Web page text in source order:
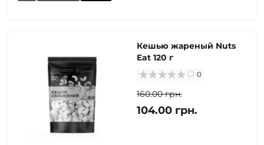
Кешью жареный Nuts
Eat 120 г
0
160.00 грн.
104.00 грн.